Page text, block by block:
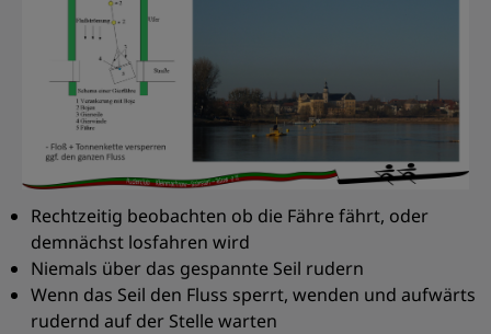
Rechtzeitig beobachten ob die Fähre fährt, oder
demnächst losfahren wird
Niemals über das gespannte Seil rudern
Wenn das Seil den Fluss sperrt, wenden und aufwärts
rudernd auf der Stelle warten